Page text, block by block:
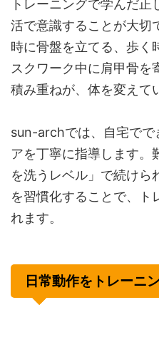
トレーニングで学んだ
活で意識することが大切
時に骨盤を立てる、歩く
スクワーク中に肩甲骨
積み重ねが、体を変えて
sun-archでは、自宅でで
アを丁寧に指導します。
を洗うレベル」で続けら
を習慣化することで、ト
れます。
日常動作をトレーニ